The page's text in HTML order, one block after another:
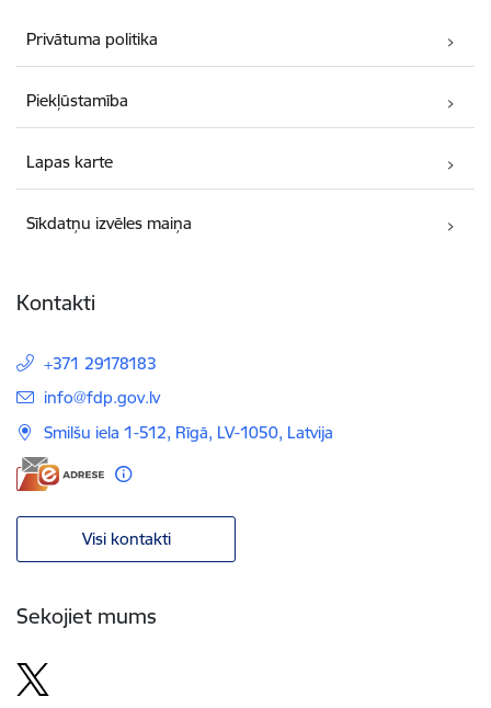
Privātuma politika
Piekļūstamība
Lapas karte
Sīkdatņu izvēles maiņa
Kontakti
+371 29178183
E-pasts:
info@fdp.gov.lv
Smilšu iela 1-512, Rīgā, LV-1050, Latvija
Visi kontakti
Sekojiet mums